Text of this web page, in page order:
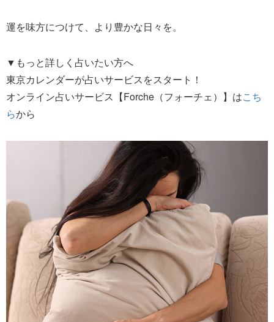
運を味方につけて、より豊かな日々を。
▼もっと詳しく占いたい方へ
東京カレンダーが占いサービスをスタート！
オンライン占いサービス【Forche（フォーチェ）】はこち
らから